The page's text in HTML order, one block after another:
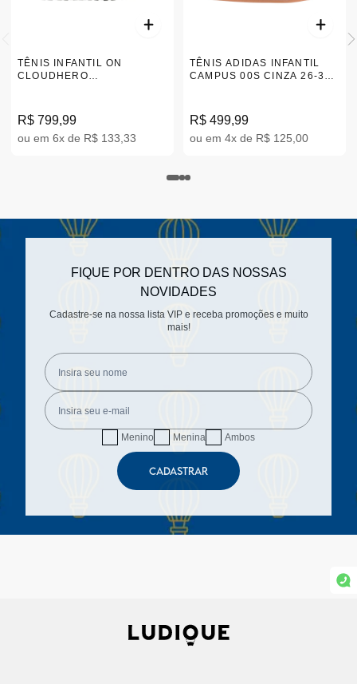
TÊNIS INFANTIL ON
CLOUDHERO
R$ 799,99
ou em 6x de R$ 133,33
TÊNIS ADIDAS INFANTIL
CAMPUS 00S CINZA 26-32
R$ 499,99
ou em 4x de R$ 125,00
FIQUE POR DENTRO DAS NOSSAS
NOVIDADES
Cadastre-se na nossa lista VIP e receba promoções e muito
mais!
Menino Menina Ambos
CADASTRAR